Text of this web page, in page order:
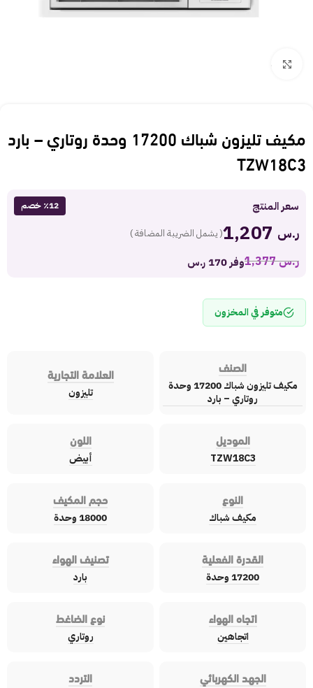
مكيف تليزون شباك 17200 وحدة روتاري – بارد
TZW18C3
سعر المنتج ٪12 خصم
ر.س ( يشمل الضريبة المضافة )
ر.س1,377 وفر 170 ر.س
متوفر في المخزون
الصنف
مكيف تليزون شباك 17200 وحدة
روتاري – بارد
العلامة التجارية
تليزون
الموديل
TZW18C3
اللون
أبيض
النوع
مكيف شباك
حجم المكيف
18000 وحدة
القدرة الفعلية
17200 وحدة
تصنيف الهواء
بارد
اتجاه الهواء
اتجاهين
نوع الضاغط
روتاري
الجهد الكهربائي التردد